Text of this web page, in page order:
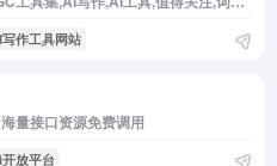
作工具网站
量接口资源免费调用
放平台